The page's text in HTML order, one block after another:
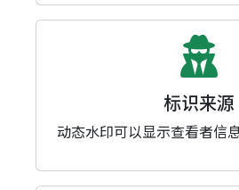
标识来源
动态水印可以显示查看者信